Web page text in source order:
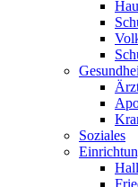
Soziales